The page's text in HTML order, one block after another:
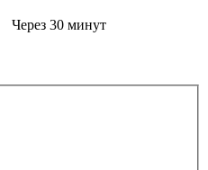
Через 30 минут